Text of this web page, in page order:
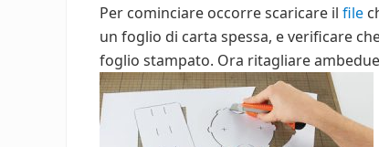
Per cominciare occorre scaricare il file
un foglio di carta spessa, e verificare
foglio stampato. Ora ritagliare